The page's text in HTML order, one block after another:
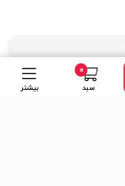
0
سبد بیشتر